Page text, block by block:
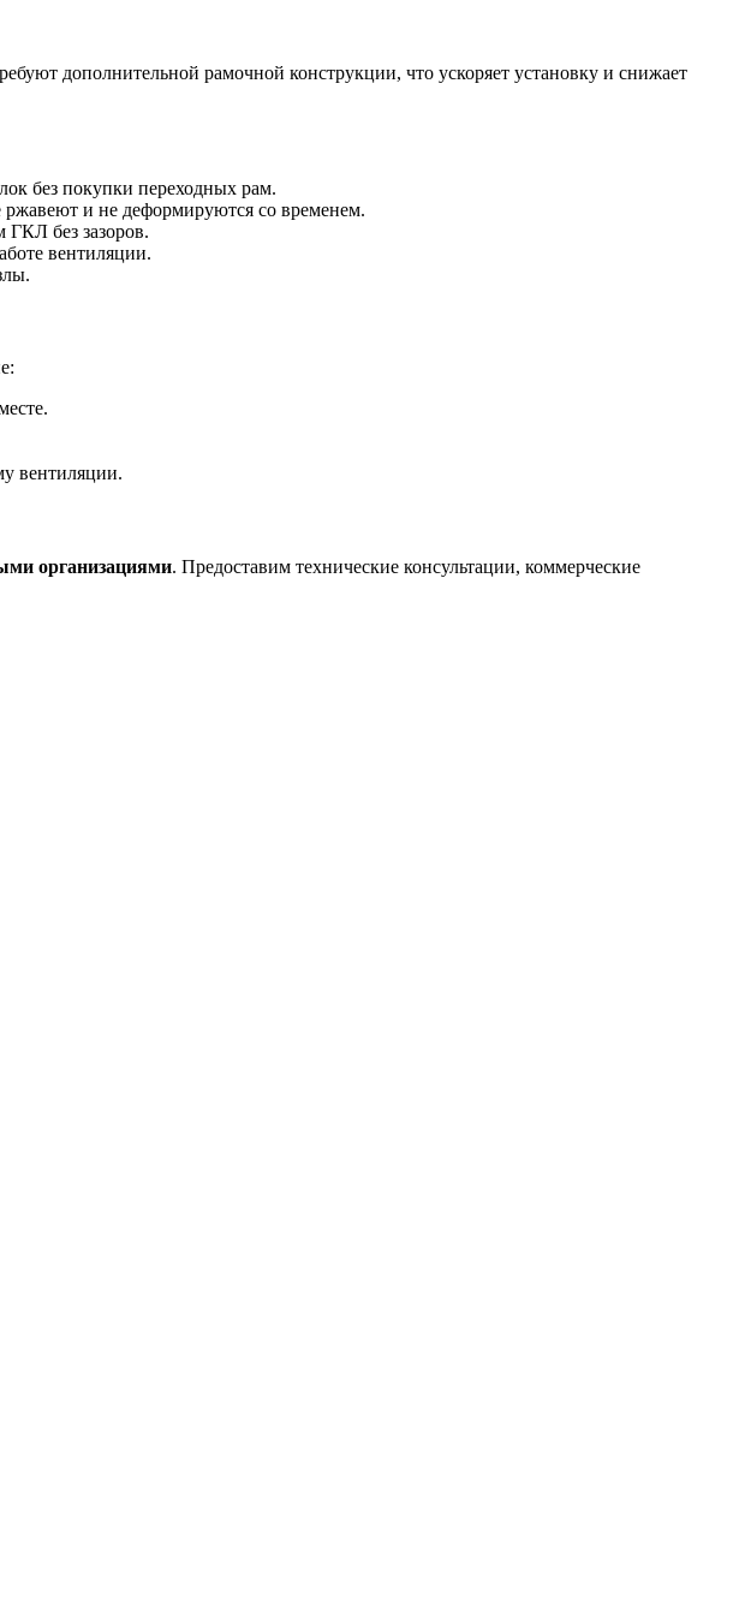
дополнительной рамочной конструкции, что ускоряет установку и снижает
без покупки переходных рам.
и не деформируются со временем.
без зазоров.
вентиляции.
вентиляции.
организациями. Предоставим технические консультации, коммерческие